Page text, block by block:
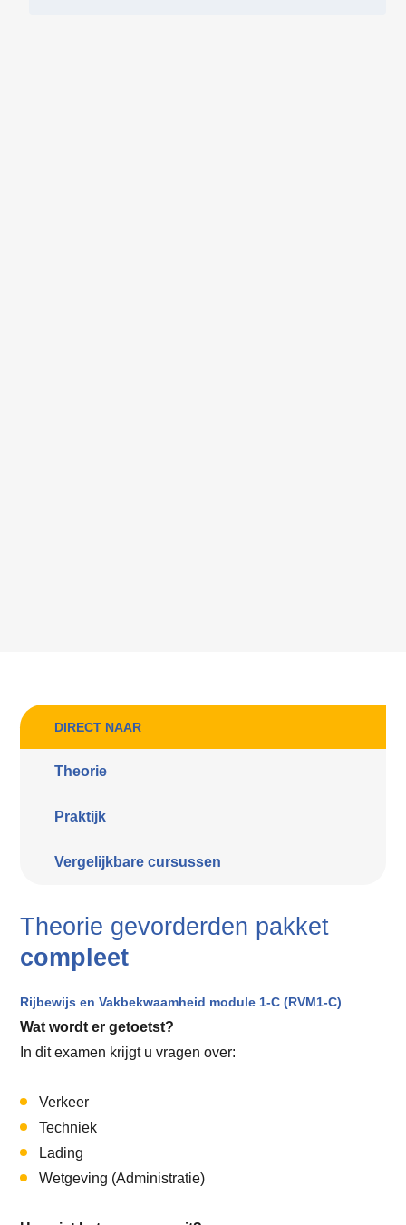
DIRECT NAAR
Theorie
Praktijk
Vergelijkbare cursussen
Theorie gevorderden pakket
compleet
Rijbewijs en Vakbekwaamheid module 1-C (RVM1-C)
Wat wordt er getoetst?
In dit examen krijgt u vragen over:
Verkeer
Techniek
Lading
Wetgeving (Administratie)